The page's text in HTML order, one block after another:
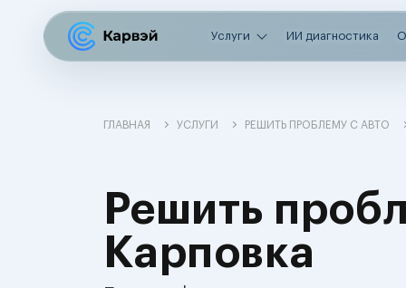
Услуги ИИ диагностика
ГЛАВНАЯ УСЛУГИ РЕШИТЬ ПРОБЛЕМУ С АВТО
Решить
Карповка